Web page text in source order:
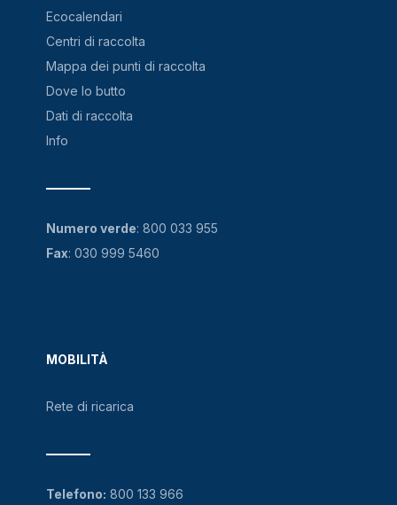
Ecocalendari
Centri di raccolta
Mappa dei punti di raccolta
Dove lo butto
Dati di raccolta
Info
MOBILITÀ
Rete di ricarica
Numero verde: 800 033 955
Fax: 030 999 5460
Telefono: 800 133 966